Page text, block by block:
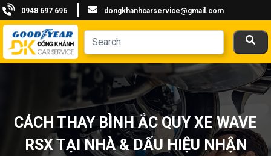
0948 697 696 dongkhanhcarservice@gmail.com
CÁCH THAY BÌNH ẮC QUY XE WAVE
RSX TẠI NHÀ & DẤU HIỆU NHẬN